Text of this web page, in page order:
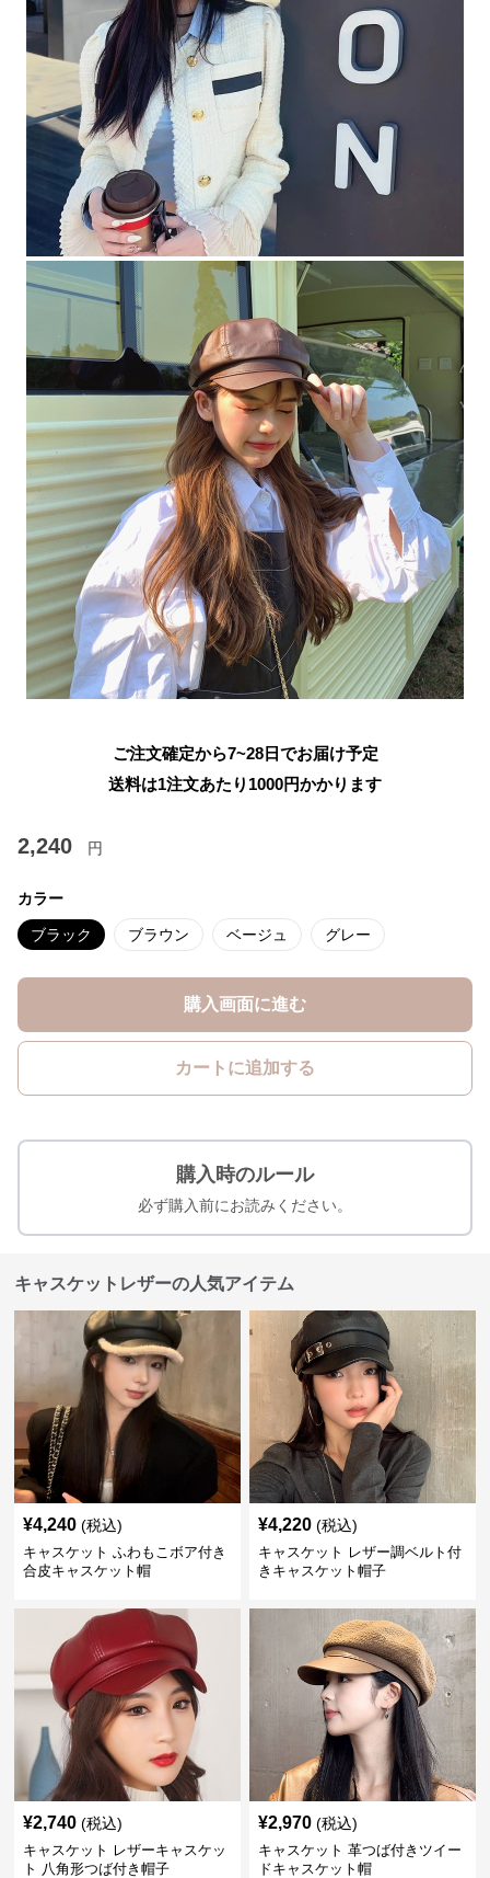
ご注文確定から7~28日でお届け予定
送料は1注文あたり 1000円かかります
2,240 円
カラー
ブラック ブラウン ベージュ グレー
購入画面に進む
カートに追加する
購入時のルール
必ず購入前にお読みください。
キャスケットレザーの人気アイテム
¥4,240 (税込)
キャスケット ふわもこボア付き
合皮キャスケット帽
¥4,220 (税込)
キャスケット レザー調ベルト付
きキャスケット帽子
¥2,740 (税込)
キャスケット レザーキャスケッ
ト 八角形つば付き帽子
¥2,970 (税込)
キャスケット 革つば付きツイー
ドキャスケット帽